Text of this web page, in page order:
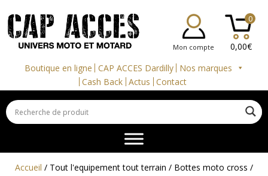
Mon compte 0,00€
0
Boutique en ligne CAP ACCES Dardilly
Nos marques
Cash Back Actus Contact
Accueil / Tout l'equipement tout terrain / Bottes moto cross /